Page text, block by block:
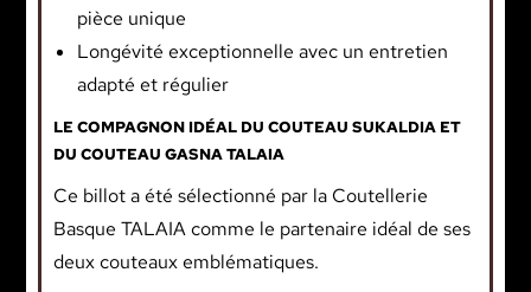
pièce unique
Longévité exceptionnelle avec un entretien
adapté et régulier
LE COMPAGNON IDÉAL DU COUTEAU SUKALDIA ET
DU COUTEAU GASNA TALAIA
Ce billot a été sélectionné par la Coutellerie
Basque TALAIA comme le partenaire idéal de ses
deux couteaux emblématiques.